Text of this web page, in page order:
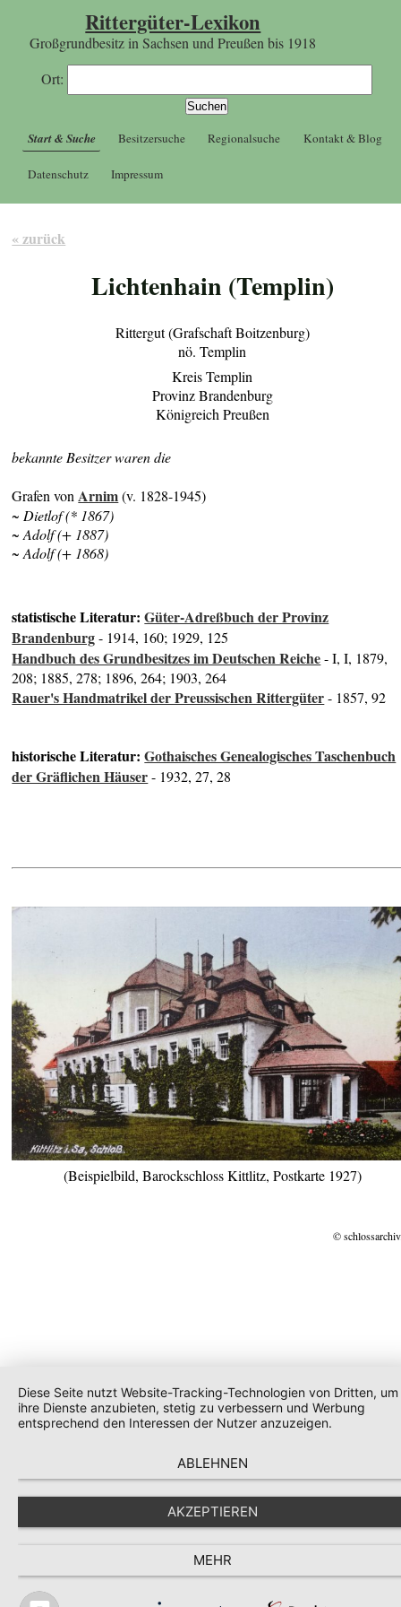
Rittergüter-Lexikon
Großgrundbesitz in Sachsen und Preußen bis 1918
Ort:
Start & Suche Besitzersuche Regionalsuche Kontakt & Blog
Datenschutz Impressum
« zurück
Lichtenhain (Templin)
Rittergut (Grafschaft Boitzenburg)
nö. Templin
Kreis Templin
Provinz Brandenburg
Königreich Preußen
bekannte Besitzer waren die
Grafen von Arnim(v. 1828-1945)
~ Dietlof (* 1867)
~ Adolf (+ 1887)
~ Adolf (+ 1868)
statistische Literatur:Güter-Adreßbuch der Provinz
Brandenburg- 1914, 160; 1929, 125
Handbuch des Grundbesitzes im Deutschen Reiche- I, I, 1879,
208; 1885, 278; 1896, 264; 1903, 264
Rauer's Handmatrikel der Preussischen Rittergüter- 1857, 92
historische Literatur:Gothaisches Genealogisches Taschenbuch
der Gräflichen Häuser- 1932, 27, 28
(Beispielbild, Barockschloss Kittlitz, Postkarte 1927)
©
Diese Seite nutzt Website-Tracking-Technologien von Dritten, um
ihre Dienste anzubieten, stetig zu verbessern und Werbung
entsprechend den Interessen der Nutzer anzuzeigen.
ABLEHNEN
AKZEPTIEREN
MEHR